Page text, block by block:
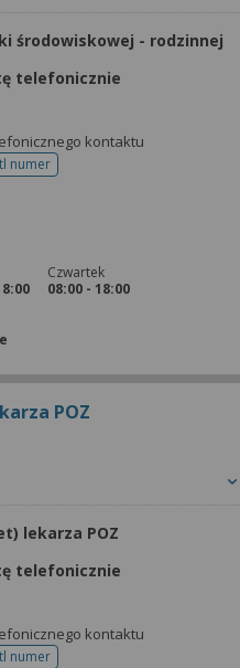
środowiskowej - rodzinnej
telefonicznie
kontaktu
numer
telefonu do rejestracji
Czwartek
08:00 - 18:00
POZ
lekarza POZ
telefonicznie
kontaktu
numer
telefonu do rejestracji